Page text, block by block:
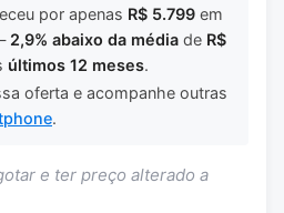
por apenas R$ 5.799 em
2,9% abaixo da média de R$
últimos 12 meses.
oferta e acompanhe outras
.
e ter preço alterado a